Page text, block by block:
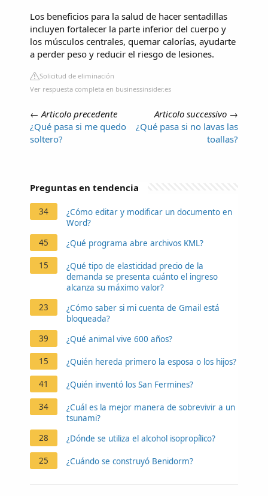
Los beneficios para la salud de hacer sentadillas
incluyen fortalecer la parte inferior del cuerpo y
los músculos centrales, quemar calorías, ayudarte
a perder peso y reducir el riesgo de lesiones.
Solicitud de eliminación
Ver respuesta completa en businessinsider.es
←Articolo precedente
¿Qué pasa si me quedo
soltero?
Articolo successivo →
¿Qué pasa si no lavas las
toallas?
Preguntas en tendencia
34
¿Cómo editar y modificar un documento en
Word?
45
¿Qué programa abre archivos KML?
15
¿Qué tipo de elasticidad precio de la
demanda se presenta cuánto el ingreso
alcanza su máximo valor?
23
¿Cómo saber si mi cuenta de Gmail está
bloqueada?
39
¿Qué animal vive 600 años?
15 ¿Quién hereda primero la esposa o los hijos?
41 ¿Quién inventó los San Fermines?
34
¿Cuál es la mejor manera de sobrevivir a un
tsunami?
28
¿Dónde se utiliza el alcohol isopropílico?
25 ¿Cuándo se construyó Benidorm?